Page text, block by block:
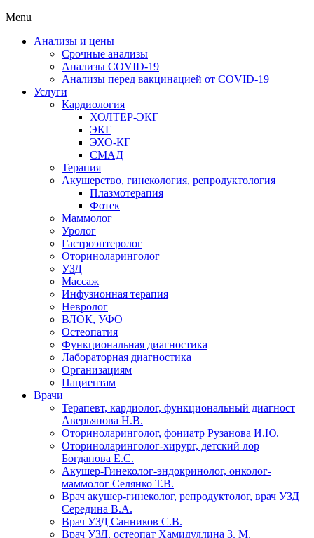
Menu
Анализы и цены
Срочные анализы
Анализы COVID-19
Анализы перед вакцинацией от COVID-19
Услуги
Кардиология
ХОЛТЕР-ЭКГ
ЭКГ
ЭХО-КГ
СМАД
Терапия
Акушерство, гинекология, репродуктология
Плазмотерапия
Фотек
Маммолог
Уролог
Гастроэнтеролог
Оториноларинголог
УЗД
Массаж
Инфузионная терапия
Невролог
ВЛОК, УФО
Остеопатия
Функциональная диагностика
Лабораторная диагностика
Организациям
Пациентам
Врачи
Терапевт, кардиолог, функциональный диагност
Аверьянова Н.В.
Оториноларинголог, фониатр Рузанова И.Ю.
Оториноларинголог-хирург, детский лор
Богданова Е.С.
Акушер-Гинеколог-эндокринолог, онколог-
маммолог Селянко Т.В.
Врач акушер-гинеколог, репродуктолог, врач УЗД
Середина В.А.
Врач УЗД Санников С.В.
Врач УЗД, остеопат Хамидуллина З. М.